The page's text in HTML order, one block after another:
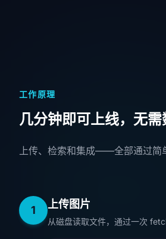
工作原理
几分钟即可上线，无需
上传、检索和集成——全部通过简
1 上传图片
从磁盘读取文件，通过一次